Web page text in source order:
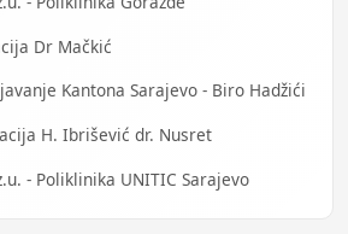
Dr Mačkić
Kantona Sarajevo - Biro Hadžići
H. Ibrišević dr. Nusret
- Poliklinika UNITIC Sarajevo